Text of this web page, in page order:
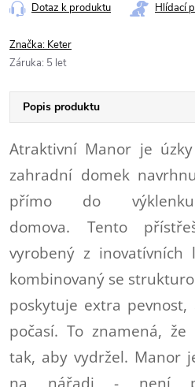
Dotaz k produktu Hlídací
Značka: Keter
Záruka: 5 let
Popis produktu
Atraktivní Manor je
zahradní domek
přímo do
domova. Tento
vyrobený z
kombinovaný se
poskytuje extra
počasí. To znamená,
tak, aby vydržel. Manor
na nářadi - není